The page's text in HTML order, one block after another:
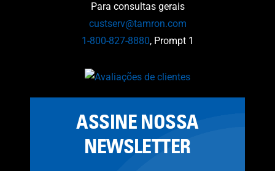
Para consultas gerais
custserv@tamron.com
1-800-827-8880, Prompt 1
ASSINE NOSSA
NEWSLETTER